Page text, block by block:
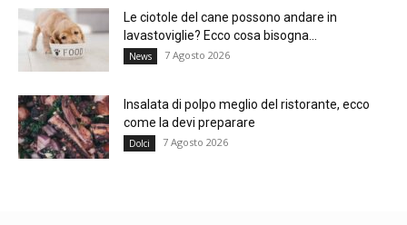
Le ciotole del cane possono andare in
lavastoviglie? Ecco cosa bisogna...
News 7 Agosto 2026
Insalata di polpo meglio del ristorante, ecco
come la devi preparare
Dolci 7 Agosto 2026